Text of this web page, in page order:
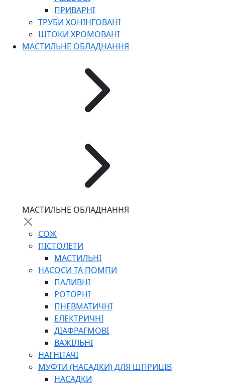
ПРИВАРНІ
ТРУБИ ХОНІНГОВАНІ
ШТОКИ ХРОМОВАНІ
МАСТИЛЬНЕ ОБЛАДНАННЯ
МАСТИЛЬНЕ ОБЛАДНАННЯ
СОЖ
ПІСТОЛЕТИ
МАСТИЛЬНІ
НАСОСИ ТА ПОМПИ
ПАЛИВНІ
РОТОРНІ
ПНЕВМАТИЧНІ
ЕЛЕКТРИЧНІ
ДІАФРАГМОВІ
ВАЖІЛЬНІ
НАГНІТАЧІ
МУФТИ (НАСАДКИ) ДЛЯ ШПРИЦІВ
НАСАДКИ